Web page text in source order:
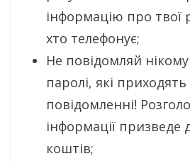
інформацію про твої
хто телефонує;
Не повідомляй
паролі, які
повідомленні!
інформації призведе
коштів;